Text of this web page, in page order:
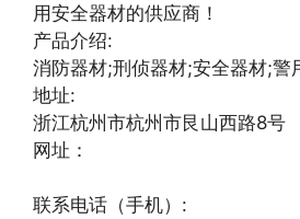
用安全器材的供应商！
产品介绍:
消防器材;刑侦器材;安全器材;警
地址:
浙江杭州市杭州市艮山西路8号
网址：
联系电话（手机）: